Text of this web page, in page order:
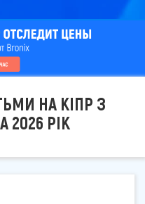
НА КІПР З
РІК